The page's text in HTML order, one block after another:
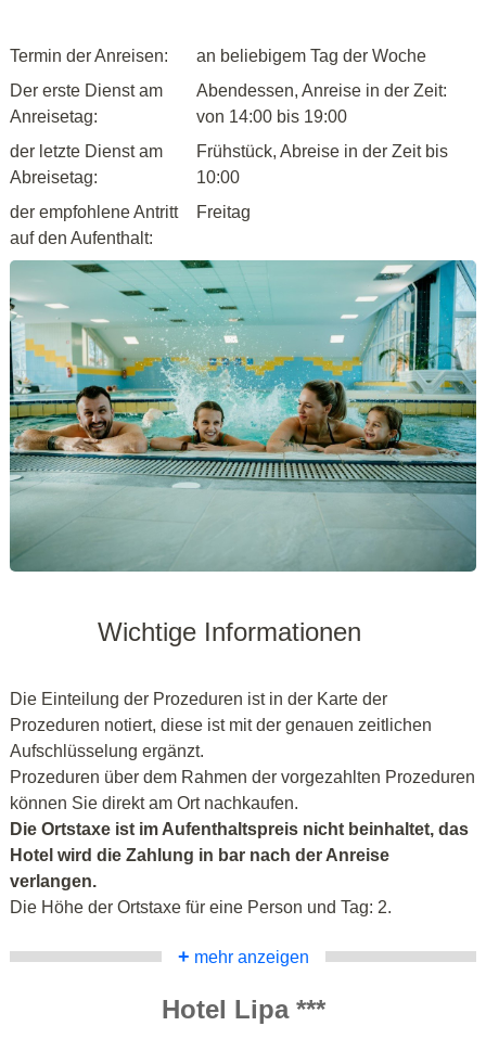
Termin der Anreisen:
an beliebigem Tag der Woche
Der erste Dienst am
Anreisetag:
Abendessen, Anreise in der Zeit:
von 14:00 bis 19:00
der letzte Dienst am
Abreisetag:
Frühstück, Abreise in der Zeit bis
10:00
der empfohlene Antritt
auf den Aufenthalt:
Freitag
Wichtige Informationen
Die Einteilung der Prozeduren ist in der Karte der
Prozeduren notiert, diese ist mit der genauen zeitlichen
Aufschlüsselung ergänzt.
Prozeduren über dem Rahmen der vorgezahlten Prozeduren
können Sie direkt am Ort nachkaufen.
Die Ortstaxe ist im Aufenthaltspreis nicht beinhaltet, das
Hotel wird die Zahlung in bar nach der Anreise
verlangen.
Die Höhe der Ortstaxe für eine Person und Tag: 2.
+ mehr anzeigen
Hotel Lipa ***